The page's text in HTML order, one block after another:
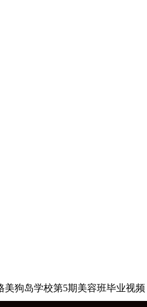
美狗岛学校第5期美容班毕业视频